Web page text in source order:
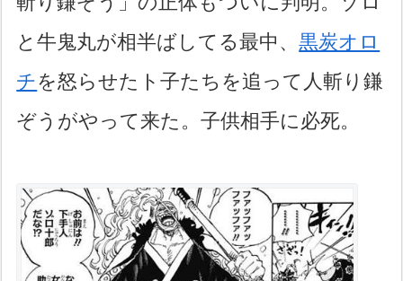
と牛鬼丸が相半ばしてる最中、黒炭オロ
チを怒らせたト子たちを追って人斬り鎌
ぞうがやって来た。子供相手に必死。